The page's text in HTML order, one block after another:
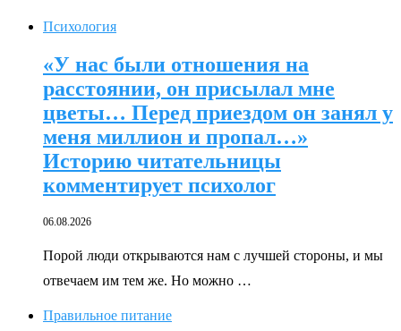
Психология
«У нас были отношения на
расстоянии, он присылал мне
цветы… Перед приездом он занял у
меня миллион и пропал…»
Историю читательницы
комментирует психолог
06.08.2026
Порой люди открываются нам с лучшей стороны, и мы
отвечаем им тем же. Но можно …
Правильное питание